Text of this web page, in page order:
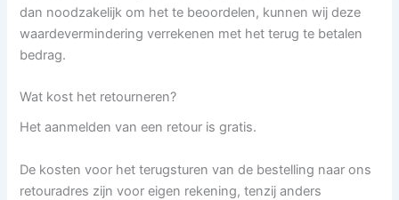
dan noodzakelijk om het te beoordelen, kunnen wij deze
waardevermindering verrekenen met het terug te betalen
bedrag.
Wat kost het retourneren?
Het aanmelden van een retour is gratis.
De kosten voor het terugsturen van de bestelling naar ons
retouradres zijn voor eigen rekening, tenzij anders